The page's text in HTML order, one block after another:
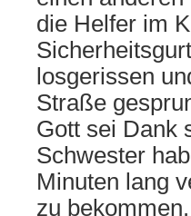
die Helfer im
losgerissen
Straße
Gott sei Dank
Schwester
Minuten lang
zu